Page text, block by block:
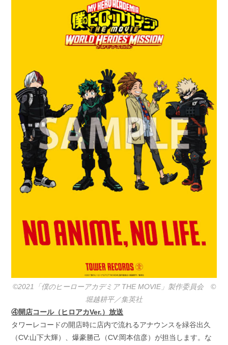
©2021「僕のヒーローアカデミア THE MOVIE」製作委員会 ©️
堀越耕平／集英社
④開店コール（ヒロアカVer.）放送
タワーレコードの開店時に店内で流れるアナウンスを緑谷出久
（CV:山下大輝）、爆豪勝己（CV:岡本信彦）が担当します。な